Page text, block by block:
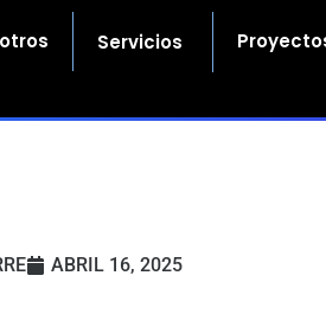
Servicios
ABRIL 16, 2025